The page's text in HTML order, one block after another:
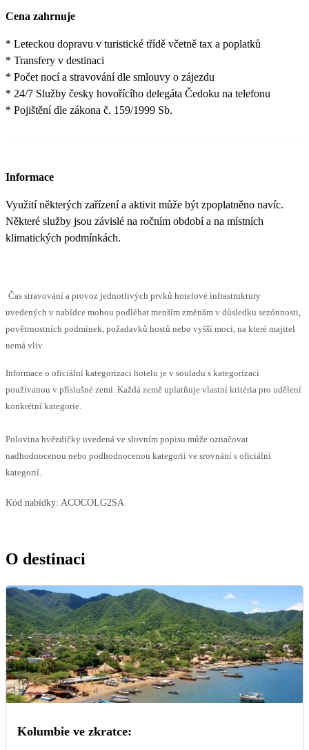
Cena zahrnuje
* Leteckou dopravu v turistické třídě včetně tax a poplatků
* Transfery v destinaci
* Počet nocí a stravování dle smlouvy o zájezdu
* 24/7 Služby česky hovořícího delegáta Čedoku na telefonu
* Pojištění dle zákona č. 159/1999 Sb.
Informace
Využití některých zařízení a aktivit může být zpoplatněno navíc.
Některé služby jsou závislé na ročním období a na místních
klimatických podmínkách.
Čas stravování a provoz jednotlivých prvků hotelové infrastruktury
uvedených v nabídce mohou podléhat menším změnám v důsledku sezónnosti,
povětrnostních podmínek, požadavků hostů nebo vyšší moci, na které majitel
nemá vliv.
Informace o oficiální kategorizaci hotelu je v souladu s kategorizací
používanou v příslušné zemi. Každá země uplatňuje vlastní kritéria pro udělení
konkrétní kategorie.
Polovina hvězdičky uvedená ve slovním popisu může označovat
nadhodnocenou nebo podhodnocenou kategorii ve srovnání s oficiální
kategorií.
Kód nabídky: ACOCOLG2SA
O destinaci
Kolumbie ve zkratce: